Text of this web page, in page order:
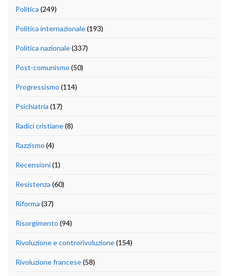
Politica (249)
Politica internazionale(193)
Politica nazionale(337)
Post-comunismo (50)
Progressismo (114)
Psichiatria (17)
Radici cristiane(8)
Razzismo (4)
Recensioni(1)
Resistenza (60)
Riforma (37)
Risorgimento (94)
Rivoluzione e controrivoluzione(154)
Rivoluzione francese(58)